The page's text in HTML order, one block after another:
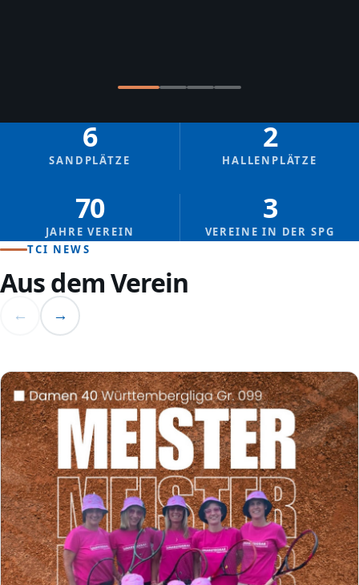
6
SANDPLÄTZE
2
HALLENPLÄTZE
70
JAHRE VEREIN
3
VEREINE IN DER SPG
TCI NEWS
Aus dem Verein
← →